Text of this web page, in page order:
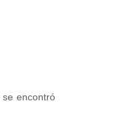
encontró